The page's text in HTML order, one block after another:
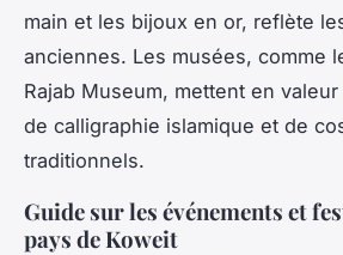
main et les bijoux en or, reflète
anciennes. Les musées, comme
Rajab Museum, mettent en
de calligraphie islamique et de
traditionnels.
Guide sur les événements et
pays de Koweit